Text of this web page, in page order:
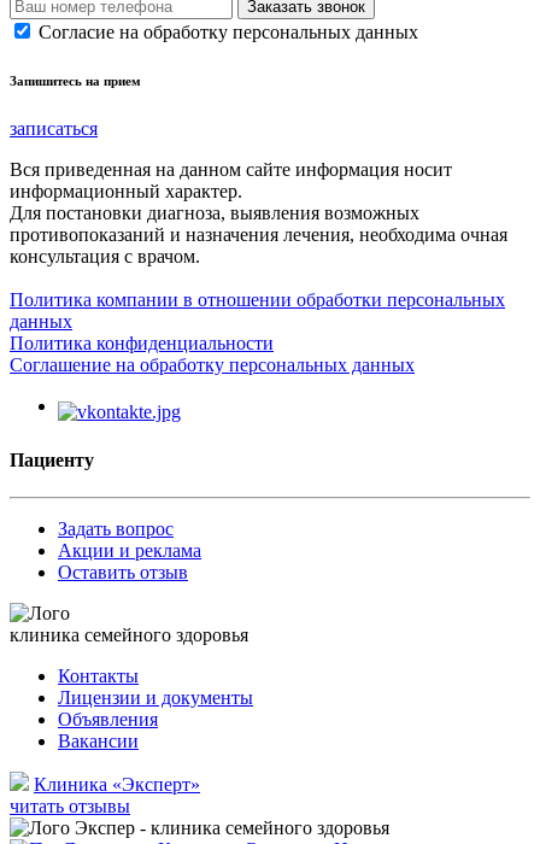
Согласие на обработку персональных данных
Запишитесь на прием
записаться
Вся приведенная на данном сайте информация носит
информационный характер.
Для постановки диагноза, выявления возможных
противопоказаний и назначения лечения, необходима очная
консультация с врачом.
Политика компании в отношении обработки персональных
данных
Политика конфиденциальности
Соглашение на обработку персональных данных
Пациенту
Задать вопрос
Акции и реклама
Оставить отзыв
клиника семейного здоровья
Контакты
Лицензии и документы
Объявления
Вакансии
Клиника «Эксперт»
читать отзывы